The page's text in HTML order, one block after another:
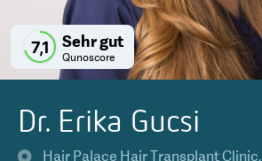
7,1 Sehr gut
Qunoscore
Dr. Erika Gucsi
Hair Palace Hair Transplant Clinic,